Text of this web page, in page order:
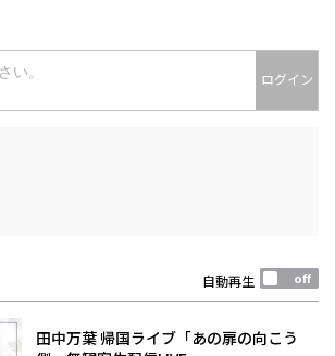
ログイン
自動再生
田中万葉 帰国ライブ「あの扉の向こう